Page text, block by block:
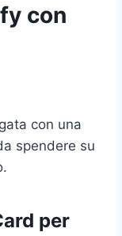
con
con una
spendere su
per